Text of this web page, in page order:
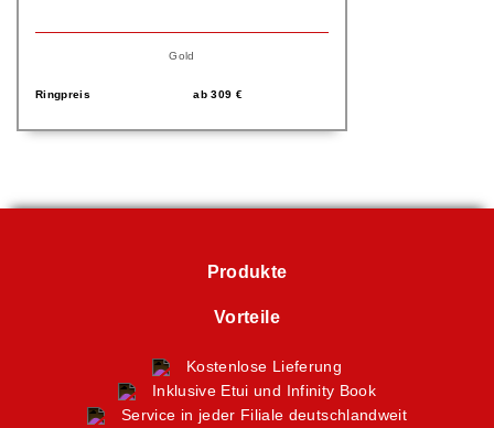
Gold
Ringpreis ab309 €
Produkte
Vorteile
Kostenlose Lieferung
Inklusive Etui und Infinity Book
Service in jeder Filiale deutschlandweit